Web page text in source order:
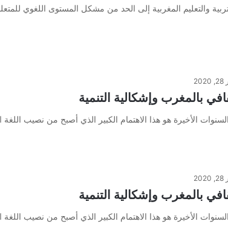
والتعليم المغربية إلى الحد من مشكل المستوى اللغوي
بالمغرب وإشكالية التنمية
الأخيرة هو هذا الاهتمام الكبير الذي أصبح من نصيب اللغة
بالمغرب وإشكالية التنمية
الأخيرة هو هذا الاهتمام الكبير الذي أصبح من نصيب اللغة